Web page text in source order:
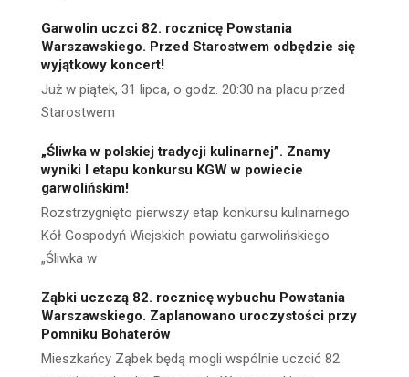
Garwolin uczci 82. rocznicę Powstania
Warszawskiego. Przed Starostwem odbędzie się
wyjątkowy koncert!
Już w piątek, 31 lipca, o godz. 20:30 na placu przed
Starostwem
„Śliwka w polskiej tradycji kulinarnej”. Znamy
wyniki I etapu konkursu KGW w powiecie
garwolińskim!
Rozstrzygnięto pierwszy etap konkursu kulinarnego
Kół Gospodyń Wiejskich powiatu garwolińskiego
„Śliwka w
Ząbki uczczą 82. rocznicę wybuchu Powstania
Warszawskiego. Zaplanowano uroczystości przy
Pomniku Bohaterów
Mieszkańcy Ząbek będą mogli wspólnie uczcić 82.